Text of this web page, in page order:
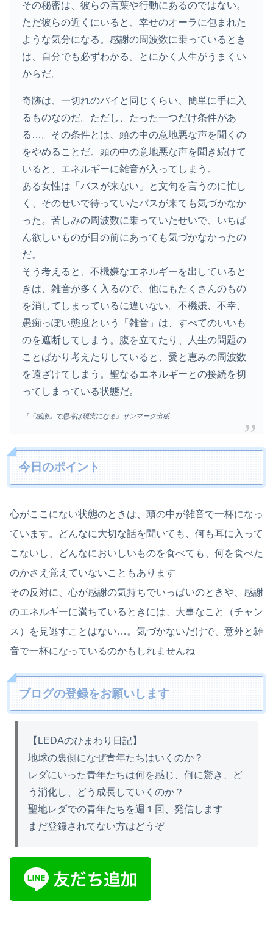
その秘密は、彼らの言葉や行動にあるのではない。
ただ彼らの近くにいると、幸せのオーラに包まれた
ような気分になる。感謝の周波数に乗っているとき
は、自分でも必ずわかる。とにかく人生がうまくい
からだ。
奇跡は、一切れのパイと同じくらい、簡単に手に入
るものなのだ。ただし、たった一つだけ条件があ
る…。その条件とは、頭の中の意地悪な声を聞くの
をやめることだ。頭の中の意地悪な声を聞き続けて
いると、エネルギーに雑音が入ってしまう。
ある女性は「バスが来ない」と文句を言うのに忙し
く、そのせいで待っていたバスが来ても気づかなか
った。苦しみの周波数に乗っていたせいで、いちば
ん欲しいものが目の前にあっても気づかなかったの
だ。
そう考えると、不機嫌なエネルギーを出していると
きは、雑音が多く入るので、他にもたくさんのもの
を消してしまっているに違いない。不機嫌、不幸、
愚痴っぽい態度という「雑音」は、すべてのいいも
のを遮断してしまう。腹を立てたり、人生の問題の
ことばかり考えたりしていると、愛と恵みの周波数
を遠ざけてしまう。聖なるエネルギーとの接続を切
ってしまっている状態だ。
『「感謝」で思考は現実になる』サンマーク出版
今日のポイント
心がここにない状態のときは、頭の中が雑音で一杯になっ
ています。どんなに大切な話を聞いても、何も耳に入って
こないし、どんなにおいしいものを食べても、何を食べた
のかさえ覚えていないこともあります
その反対に、心が感謝の気持ちでいっぱいのときや、感謝
のエネルギーに満ちているときには、大事なこと（チャン
ス）を見逃すことはない…。気づかないだけで、意外と雑
音で一杯になっているのかもしれませんね
ブログの登録をお願いします
【LEDAのひまわり日記】
地球の裏側になぜ青年たちはいくのか？
レダにいった青年たちは何を感じ、何に驚き、ど
う消化し、どう成長していくのか？
聖地レダでの青年たちを週１回、発信します
まだ登録されてない方はどうぞ